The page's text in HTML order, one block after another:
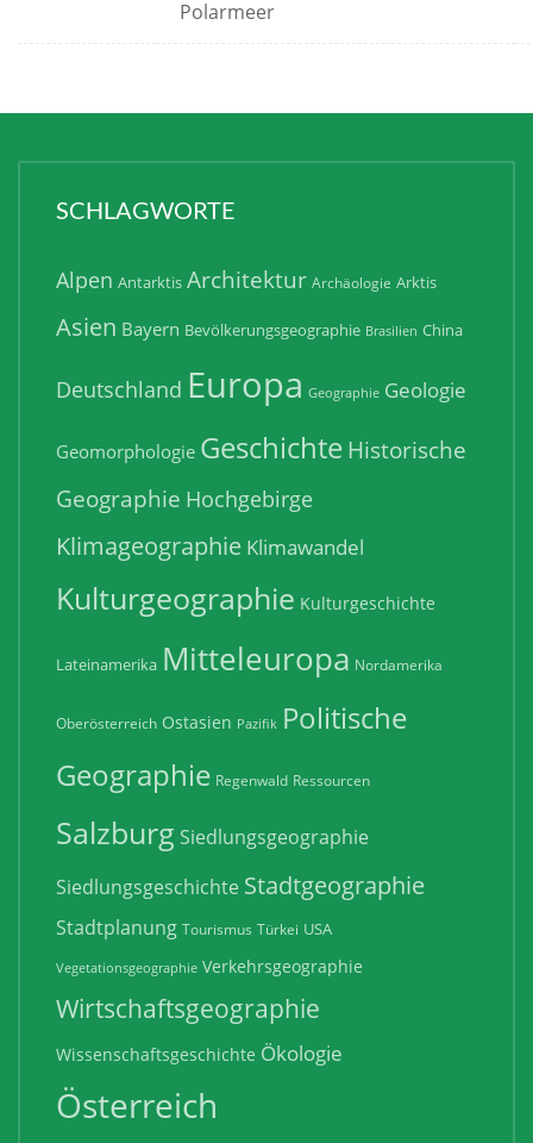
Polarmeer
SCHLAGWORTE
Alpen Antarktis Architektur Archäologie Arktis
Asien Bayern Bevölkerungsgeographie Brasilien China
Deutschland Europa Geographie Geologie
Geomorphologie GeschichteHistorische
Geographie Hochgebirge
Klimageographie Klimawandel
Kulturgeographie Kulturgeschichte
Lateinamerika Mitteleuropa Nordamerika
Oberösterreich Ostasien Pazifik Politische
Geographie Regenwald Ressourcen
Salzburg Siedlungsgeographie
Siedlungsgeschichte Stadtgeographie
Stadtplanung Tourismus Türkei USA
Vegetationsgeographie Verkehrsgeographie
Wirtschaftsgeographie
Wissenschaftsgeschichte Ökologie
Österreich